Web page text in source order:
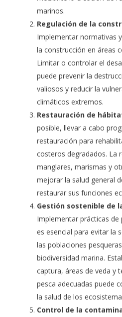
marinos.
Regulación de la
Implementar normativas
la construcción en áreas
Limitar o controlar el
puede prevenir la
valiosos y reducir la
climáticos extremos.
Restauración de
posible, llevar a cabo
restauración para
costeros degradados. La
manglares, marismas y
mejorar la salud general
restaurar sus funciones
Gestión sostenible de
Implementar prácticas de
es esencial para evitar la
las poblaciones
biodiversidad marina.
captura, áreas de veda y
pesca adecuadas puede
la salud de los
Control de la